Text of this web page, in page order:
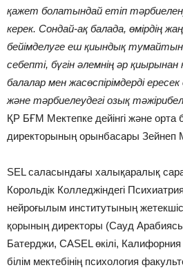
қажет болатындай етіп
керек. Сондай-ақ балада, өмірдің
бейімделуге еш қиындық
себепті, бүгін әлемнің әр
балалар мен жасөспірімдерді
және тәрбиелеудегі озық
ҚР БҒМ Мектепке дейінгі және орта
директорының орынбасары Зейнеп
SEL саласындағы халықаралық
Корольдік Колледжіндегі
нейроғылым институтының
қорының директоры (Сауд
Батерджи, CASEL өкілі,
білім мектебінің психология